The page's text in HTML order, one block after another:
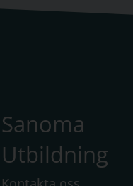
Sanoma
Utbildning